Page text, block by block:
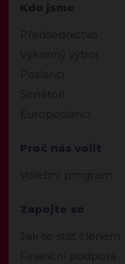
Kdo jsme
Předsednictvo
Výkonný výbor
Poslanci
Senátoři
Europoslanci
Proč nás volit
Volební program
Zapojte se
Jak se stát členem
Finanční podpora